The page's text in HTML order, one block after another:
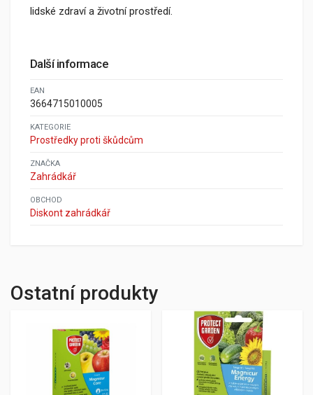
lidské zdraví a životní prostředí.
Další informace
EAN
3664715010005
KATEGORIE
Prostředky proti škůdcům
ZNAČKA
Zahrádkář
OBCHOD
Diskont zahrádkář
Ostatní produkty